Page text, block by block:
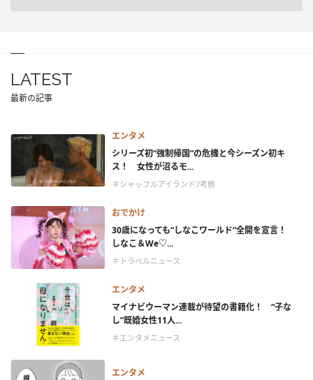
LATEST
最新の記事
エンタメ
シリーズ初“強制帰国”の危機と今シーズン初キ
ス！ 女性が沼るモ...
＃シャッフルアイランド7考察
おでかけ
30歳になっても“しなこワールド”全開を宣言！
しなこ＆We♡...
＃トラベルニュース
エンタメ
マイナビウーマン連載が待望の書籍化！ “子な
し”既婚女性11人...
＃エンタメニュース
エンタメ